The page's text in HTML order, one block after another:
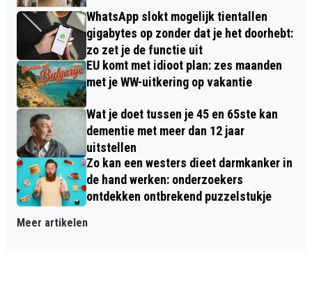
WhatsApp slokt mogelijk tientallen
gigabytes op zonder dat je het doorhebt:
zo zet je de functie uit
EU komt met idioot plan: zes maanden
met je WW-uitkering op vakantie
Wat je doet tussen je 45 en 65ste kan
dementie met meer dan 12 jaar
uitstellen
Zo kan een westers dieet darmkanker in
de hand werken: onderzoekers
ontdekken ontbrekend puzzelstukje
Meer artikelen